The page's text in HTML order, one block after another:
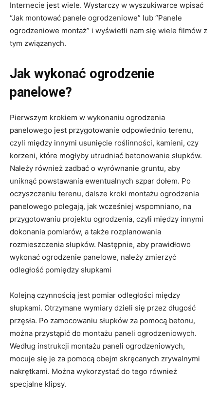
Internecie jest wiele. Wystarczy w wyszukiwarce wpisać
“Jak montować panele ogrodzeniowe” lub “Panele
ogrodzeniowe montaż” i wyświetli nam się wiele filmów z
tym związanych.
Jak wykonać ogrodzenie
panelowe?
Pierwszym krokiem w wykonaniu ogrodzenia
panelowego jest przygotowanie odpowiednio terenu,
czyli między innymi usunięcie roślinności, kamieni, czy
korzeni, które mogłyby utrudniać betonowanie słupków.
Należy również zadbać o wyrównanie gruntu, aby
uniknąć powstawania ewentualnych szpar dołem. Po
oczyszczeniu terenu, dalsze kroki montażu ogrodzenia
panelowego polegają, jak wcześniej wspomniano, na
przygotowaniu projektu ogrodzenia, czyli między innymi
dokonania pomiarów, a także rozplanowania
rozmieszczenia słupków. Następnie, aby prawidłowo
wykonać ogrodzenie panelowe, należy zmierzyć
odległość pomiędzy słupkami
Kolejną czynnością jest pomiar odległości między
słupkami. Otrzymane wymiary dzieli się przez długość
przęsła. Po zamocowaniu słupków za pomocą betonu,
można przystąpić do montażu paneli ogrodzeniowych.
Według instrukcji montażu paneli ogrodzeniowych,
mocuje się je za pomocą obejm skręcanych zrywalnymi
nakrętkami. Można wykorzystać do tego również
specjalne klipsy.